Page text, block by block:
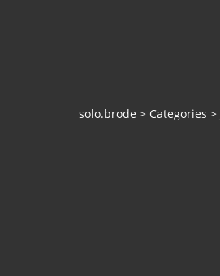
solo.brode > Categories >